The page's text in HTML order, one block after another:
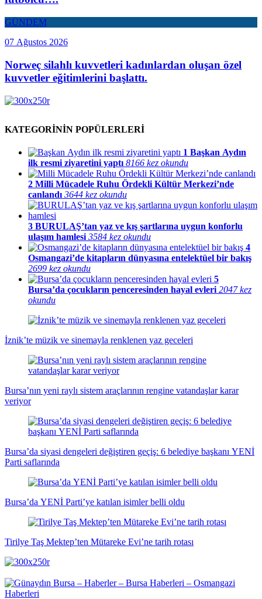
GÜNDEM
07 Ağustos 2026
Norweç silahlı kuvvetleri kadınlardan oluşan özel
kuvvetler eğitimlerini başlattı.
KATEGORİNİN POPÜLERLERİ
1 Başkan Aydın
ilk resmi ziyaretini yaptı 8166 kez okundu
2 Milli Mücadele Ruhu Ördekli Kültür Merkezi’nde
canlandı 3644 kez okundu
3 BURULAŞ’tan yaz ve kış şartlarına uygun konforlu
ulaşım hamlesi 3584 kez okundu
4
Osmangazi’de kitapların dünyasına entelektüel bir bakış
2699 kez okundu
5
Bursa’da çocukların penceresinden hayal evleri 2047 kez
okundu
İznik’te müzik ve sinemayla renklenen yaz geceleri
Bursa’nın yeni raylı sistem araçlarının rengine vatandaşlar karar
veriyor
Bursa’da siyasi dengeleri değiştiren geçiş: 6 belediye başkanı YENİ
Parti saflarında
Bursa’da YENİ Parti’ye katılan isimler belli oldu
Tirilye Taş Mektep’ten Mütareke Evi’ne tarih rotası